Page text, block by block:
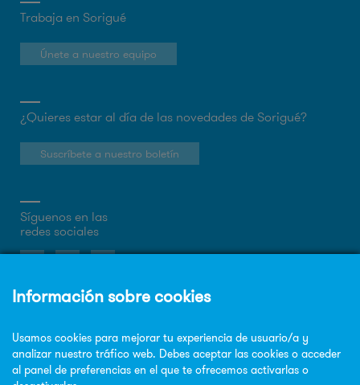
Trabaja en Sorigué
Únete a nuestro equipo
¿Quieres estar al día de las novedades de Sorigué?
Suscríbete a nuestro boletín
Síguenos en las
redes sociales
Sobre la web
Política de privacidad
Política de cookies